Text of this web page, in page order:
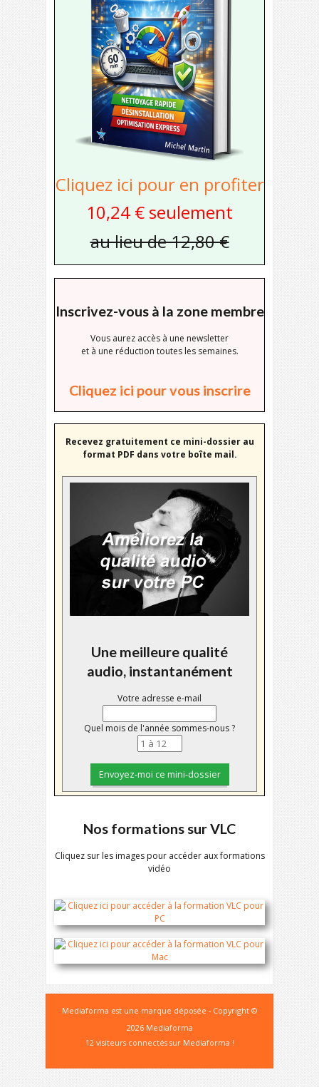
Cliquez ici pour en profiter
10,24 € seulement
au lieu de 12,80 €
Inscrivez-vous à la zone membre
Vous aurez accès à une newsletter
et à une réduction toutes les semaines.
Cliquez ici pour vous inscrire
Recevez gratuitement ce mini-dossier au
format PDF dans votre boîte mail.
Une meilleure qualité
audio, instantanément
Votre adresse e-mail
Quel mois de l'année sommes-nous ?
Nos formations sur VLC
Cliquez sur les images pour accéder aux formations
vidéo
Mediaforma est une marque déposée - Copyright ©
2026 Mediaforma
12 visiteurs connectés sur Mediaforma !